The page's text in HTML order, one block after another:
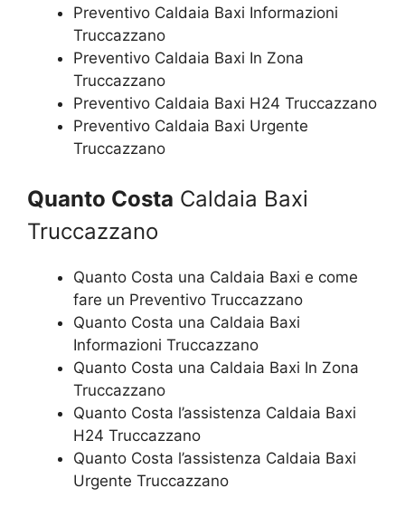
Preventivo Caldaia Baxi Informazioni
Truccazzano
Preventivo Caldaia Baxi In Zona
Truccazzano
Preventivo Caldaia Baxi H24 Truccazzano
Preventivo Caldaia Baxi Urgente
Truccazzano
Quanto Costa Caldaia Baxi
Truccazzano
Quanto Costa una Caldaia Baxi e come
fare un Preventivo Truccazzano
Quanto Costa una Caldaia Baxi
Informazioni Truccazzano
Quanto Costa una Caldaia Baxi In Zona
Truccazzano
Quanto Costa l’assistenza Caldaia Baxi
H24 Truccazzano
Quanto Costa l’assistenza Caldaia Baxi
Urgente Truccazzano